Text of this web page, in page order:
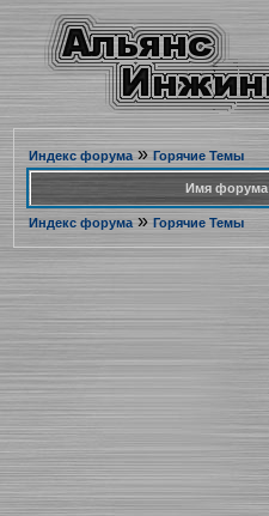
Индекс форума» Горячие Темы
Имя форума
Индекс форума» Горячие Темы